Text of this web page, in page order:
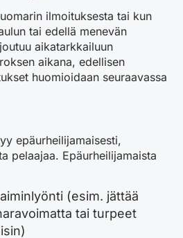
ilmoituksesta tai kun
tai edellä menevän
aikatarkkailuun
aikana, edellisen
huomioidaan seuraavassa
epäurheilijamaisesti,
pelaajaa. Epäurheilijamaista
(esim. jättää
tai turpeet